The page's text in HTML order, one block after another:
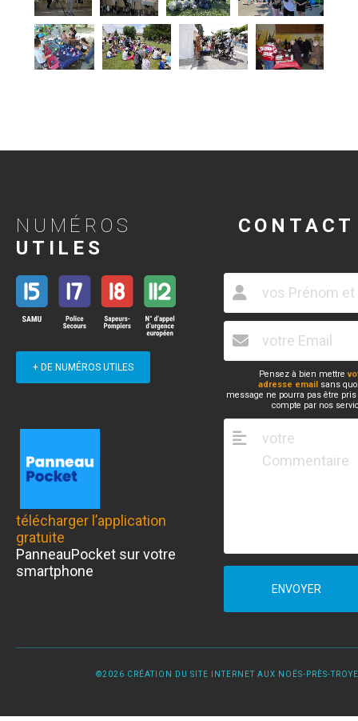
NUMÉROS
UTILES
+ DE NUMÉROS UTILES
télécharger l’application
gratuite
PanneauPocket sur votre
smartphone
CONTACT
Pensez à bien mettre
adresse email sans
message ne pourra pas être
compte par nos
ENVOYER
©2026 CRÉATION DU SITE INTERNET AUX NOËS-PRÈS-